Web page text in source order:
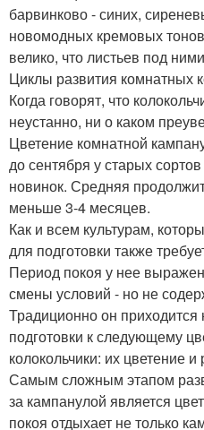
барвинково - синих,
новомодных кремовых
велико, что листьев под
Циклы развития комнатных
Когда говорят, что
неустанно, ни о каком
Цветение комнатной
до сентября у старых
новинок. Средняя
меньше 3-4 месяцев.
Как и всем культурам,
для подготовки также
Период покоя у нее выражен
смены условий - но не
Традиционно он приходится
подготовки к следующему
колокольчики: их цветение
Самым сложным этапом
за кампанулой является
покоя отдыхает не только